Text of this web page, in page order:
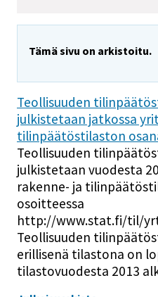
Tämä sivu on arkistoitu.
Teollisuuden
julkistetaan jatkossa
tilinpäätöstilaston
Teollisuuden
julkistetaan vuodesta
rakenne- ja
osoitteessa
http://www.stat.fi/til/
Teollisuuden
erillisenä tilastona on
tilastovuodesta 2013